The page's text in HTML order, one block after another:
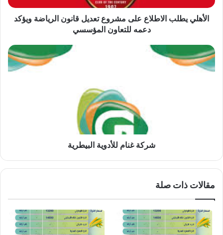
ويؤكد
دعمه
الأهلي يطلب الاطلاع على مشروع تعديل قانون الرياضة ويؤكد
دعمه للتعاون المؤسسي
شركة
غنام
للأدوية
شركة غنام للأدوية البيطرية
مقالات ذات صلة